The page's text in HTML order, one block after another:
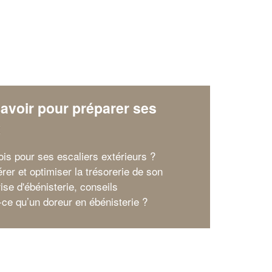
pour préparer ses
pour ses escaliers extérieurs ?
et optimiser la trésorerie de son
d'ébénisterie, conseils
ce qu’un doreur en ébénisterie ?